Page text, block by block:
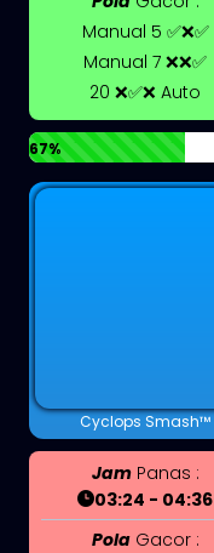
Manual 5 ✅❌✅
Manual 7 ❌❌✅
20 ❌✅❌ Auto
67%
Cyclops Smash™
JamPanas :
03:24 - 04:36
PolaGacor :